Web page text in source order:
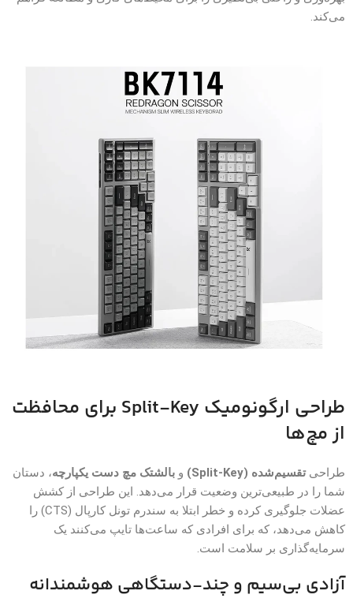
می‌کند.
طراحی ارگونومیک Split-Key برای محافظت
از مچ‌ها
طراحیتقسیم‌شده (Split-Key) و بالشتک مچ دست یکپارچه، دستان
شما را در طبیعی‌ترین وضعیت قرار می‌دهد. این طراحی از کشش
عضلات جلوگیری کرده و خطر ابتلا به سندرم تونل کارپال (CTS) را
کاهش می‌دهد، که برای افرادی که ساعت‌ها تایپ می‌کنند یک
سرمایه‌گذاری بر سلامت است.
آزادی بی‌سیم و چند-دستگاهی هوشمندانه